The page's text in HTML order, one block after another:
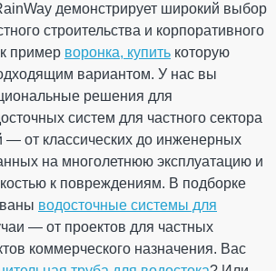
характеристики
от - 40°С / до +
60°С
для
к УФ-
Устойчивый
10 лет
Сертифицирован
демонстрирует широкий выбор
строительства и корпоративного
пример воронка, купить которую
вариантом. У нас вы
решения для
систем для частного сектора
— от классических до инженерных
на многолетнюю эксплуатацию и
к повреждениям. В подборке
водосточные системы для
— от проектов для частных
коммерческого назначения. Вас